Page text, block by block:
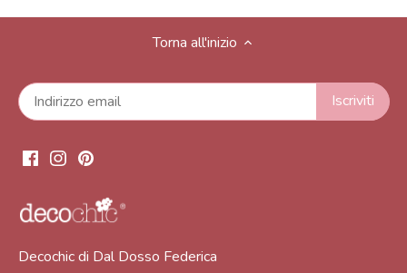
Torna all'inizio
Decochic di Dal Dosso Federica